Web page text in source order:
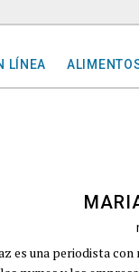
LÍNEA
es una periodista con